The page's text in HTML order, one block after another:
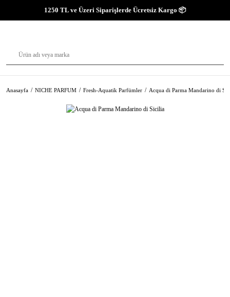
1250 TL ve Üzeri Siparişlerde Ücretsiz Kargo 📦
Anasayfa NICHE PARFUM Fresh-Aquatik Parfümler Acqua di Parma Mandarino di